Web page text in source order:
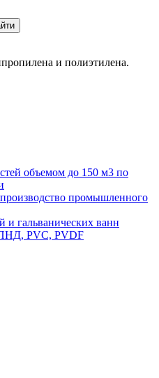
и полиэтилена.
объемом до 150 м3 по
промышленного
и гальванических ванн
PVC, PVDF